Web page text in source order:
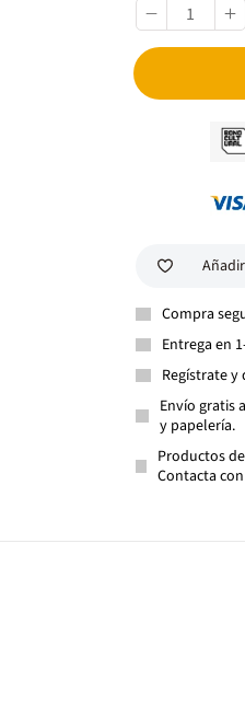
Compra
Entrega en
Regístrate
Envío gratis
y papelería.
Productos
Contacta